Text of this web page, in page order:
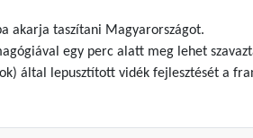
akarja taszítani Magyarországot.
egy perc alatt meg lehet
által lepusztított vidék fejlesztését a